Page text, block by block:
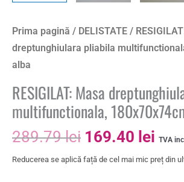
Prima pagină / DELISTATE /
dreptunghiulara pliabila
alba
RESIGILAT: Masa
multifunctionala,
289.79lei 169.40 lei TVA
Reducerea se aplică față de cel mai mic preț din